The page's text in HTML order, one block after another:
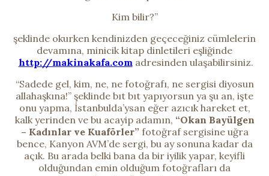
Kim bilir?”
şeklinde okurken kendinizden geçeceğiniz cümlelerin
devamına, minicik kitap dinletileri eşliğinde
http://makinakafa.com adresinden ulaşabilirsiniz.
“Sadede gel, kim, ne, ne fotoğrafı, ne sergisi diyosun
allahaşkına!” şeklinde bıt bıt yapıyorsun ya şu an, işte
onu yapma, İstanbulda’ysan eğer azıcık hareket et,
kalk yerinden ve bu acayip adamın, “Okan Bayülgen
– Kadınlar ve Kuaförler” fotoğraf sergisine uğra
bence, Kanyon AVM’de sergi, bu ay sonuna kadar da
açık. Bu arada belki bana da bir iyilik yapar, keyifli
olduğundan emin olduğum fotoğrafları da